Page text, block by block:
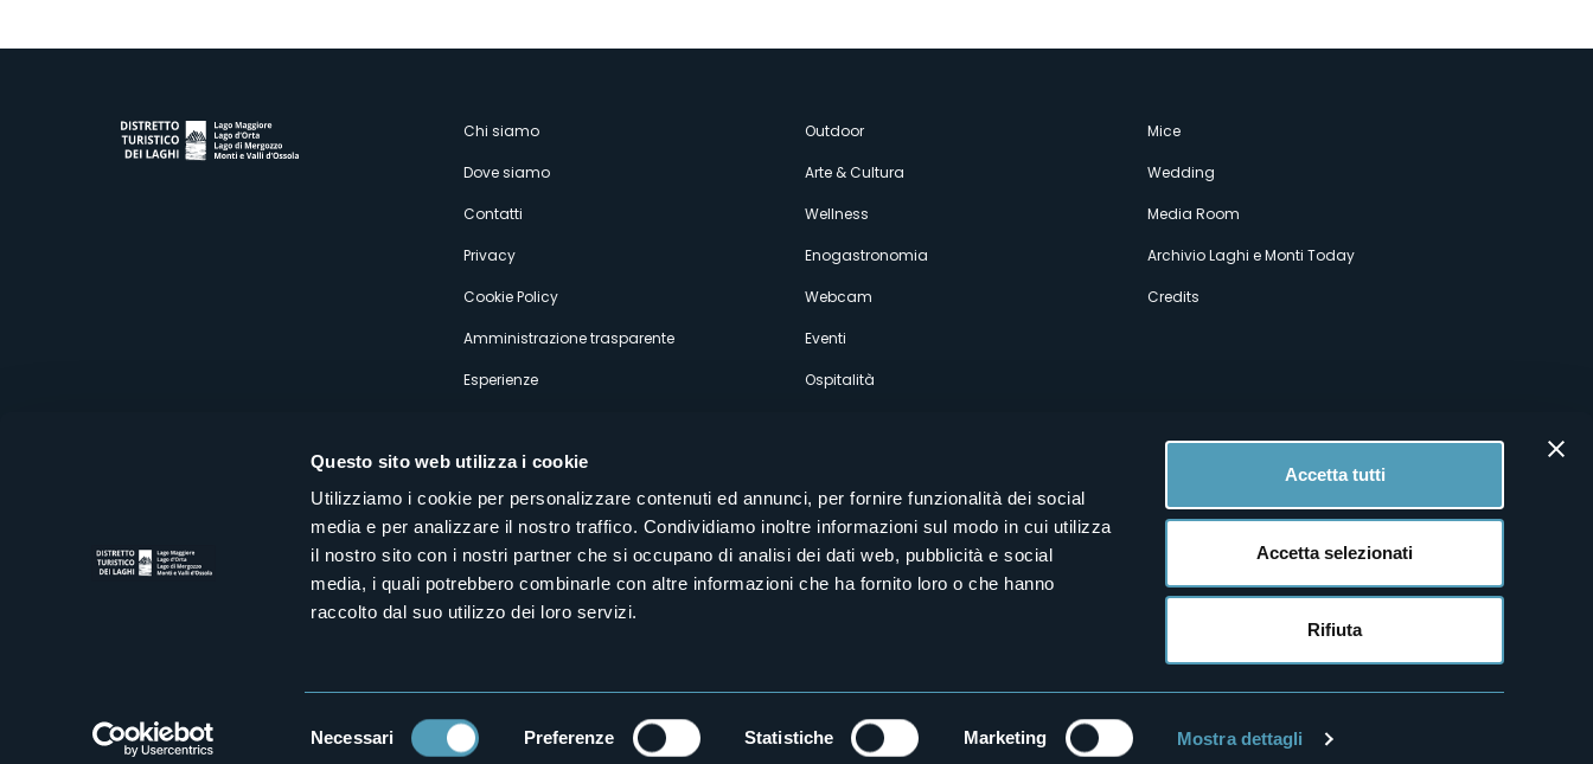
Questo sito web utilizza i cookie
Utilizziamo i cookie per personalizzare contenuti ed annunci, per fornire funzionalità dei social
media e per analizzare il nostro traffico. Condividiamo inoltre informazioni sul modo in cui utilizza
il nostro sito con i nostri partner che si occupano di analisi dei dati web, pubblicità e social
media, i quali potrebbero combinarle con altre informazioni che ha fornito loro o che hanno
raccolto dal suo utilizzo dei loro servizi.
Necessari Preferenze Statistiche Marketing Mostra dettagli
Accetta tutti
Accetta selezionati
Rifiuta
Menù
secondario
Chi siamo
Dove siamo
Contatti
Privacy
Cookie Policy
Amministrazione trasparente
Esperienze
Outdoor
Arte & Cultura
Wellness
Enogastronomia
Webcam
Eventi
Ospitalità
Mice
Wedding
Media Room
Archivio Laghi e Monti Today
Credits
Distretto Turistico dei Laghi Scrl
Sede legale e operativa: Corso Italia 26 - 28838 Stresa VB - Italy
infoturismo@distrettolaghi.itedistrettolaghi@legalmail.it
Seguici sui nostri canali social